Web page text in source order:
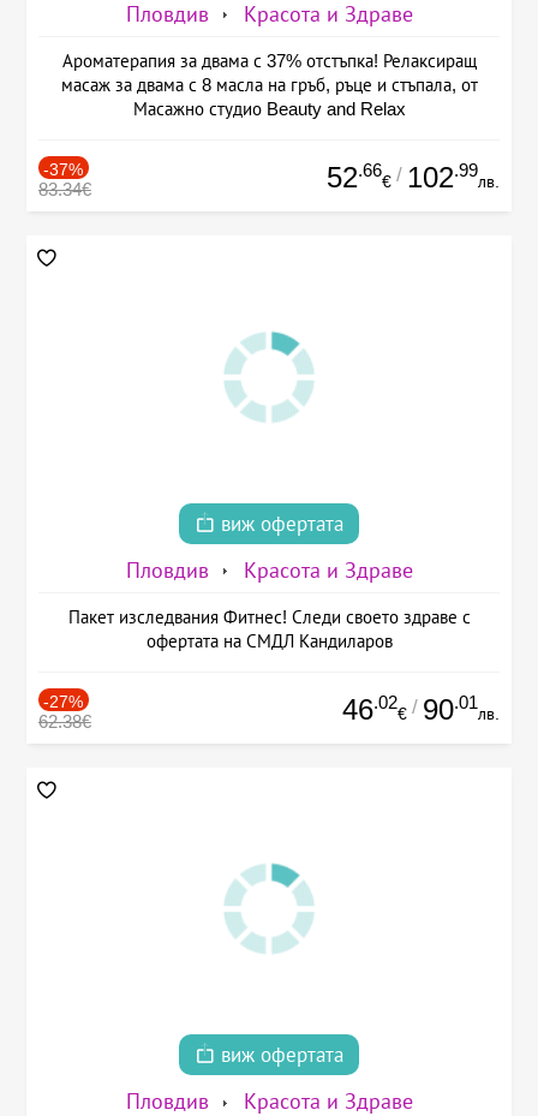
Пловдив Красота и Здраве
Ароматерапия за двама с 37% отстъпка! Релаксиращ
масаж за двама с 8 масла на гръб, ръце и стъпала, от
Масажно студио Beauty and Relax
-37%
83.34€ 52.66
€ / 102.99
лв.
виж офертата
Пловдив Красота и Здраве
Пакет изследвания Фитнес! Следи своето здраве с
офертата на СМДЛ Кандиларов
-27%
62.38€ 46.02
€ / 90.01
лв.
виж офертата
Пловдив Красота и Здраве